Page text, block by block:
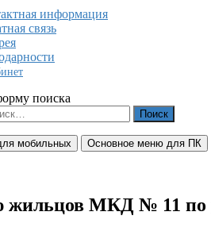
информация
связь
поиска
мобильных Основное меню для ПК
МКД № 11 по